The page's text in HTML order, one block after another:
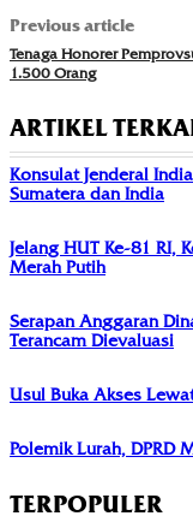
Previous article
Tenaga Honorer
1.500 Orang
ARTIKEL
Konsulat Jenderal
Sumatera dan India
Jelang HUT Ke-81 RI,
Merah Putih
Serapan Anggaran
Terancam Dievaluasi
Usul Buka Akses
Polemik Lurah, DPRD
TERPOPULER